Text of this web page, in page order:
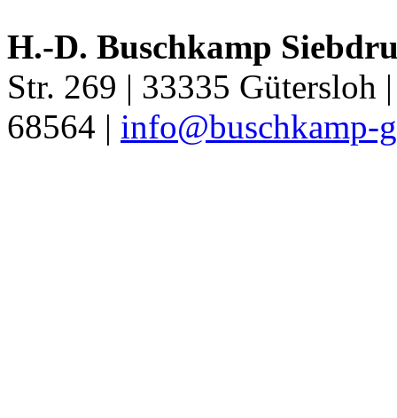
H.-D. Buschkamp
Str. 269 | 33335 Gütersloh
68564 | info@buschkamp-